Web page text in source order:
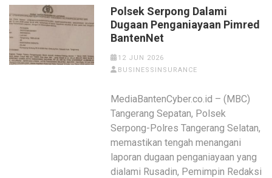
Polsek Serpong Dalami
Dugaan Penganiayaan Pimred
BantenNet
12 JUN 2026
BUSINESSINSURANCE
MediaBantenCyber.co.id – (MBC)
Tangerang Sepatan, Polsek
Serpong-Polres Tangerang Selatan,
memastikan tengah menangani
laporan dugaan penganiayaan yang
dialami Rusadin, Pemimpin Redaksi